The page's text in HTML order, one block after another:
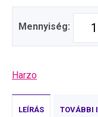
Mennyiség:
Harzo
LEÍRÁS TOVÁBBI